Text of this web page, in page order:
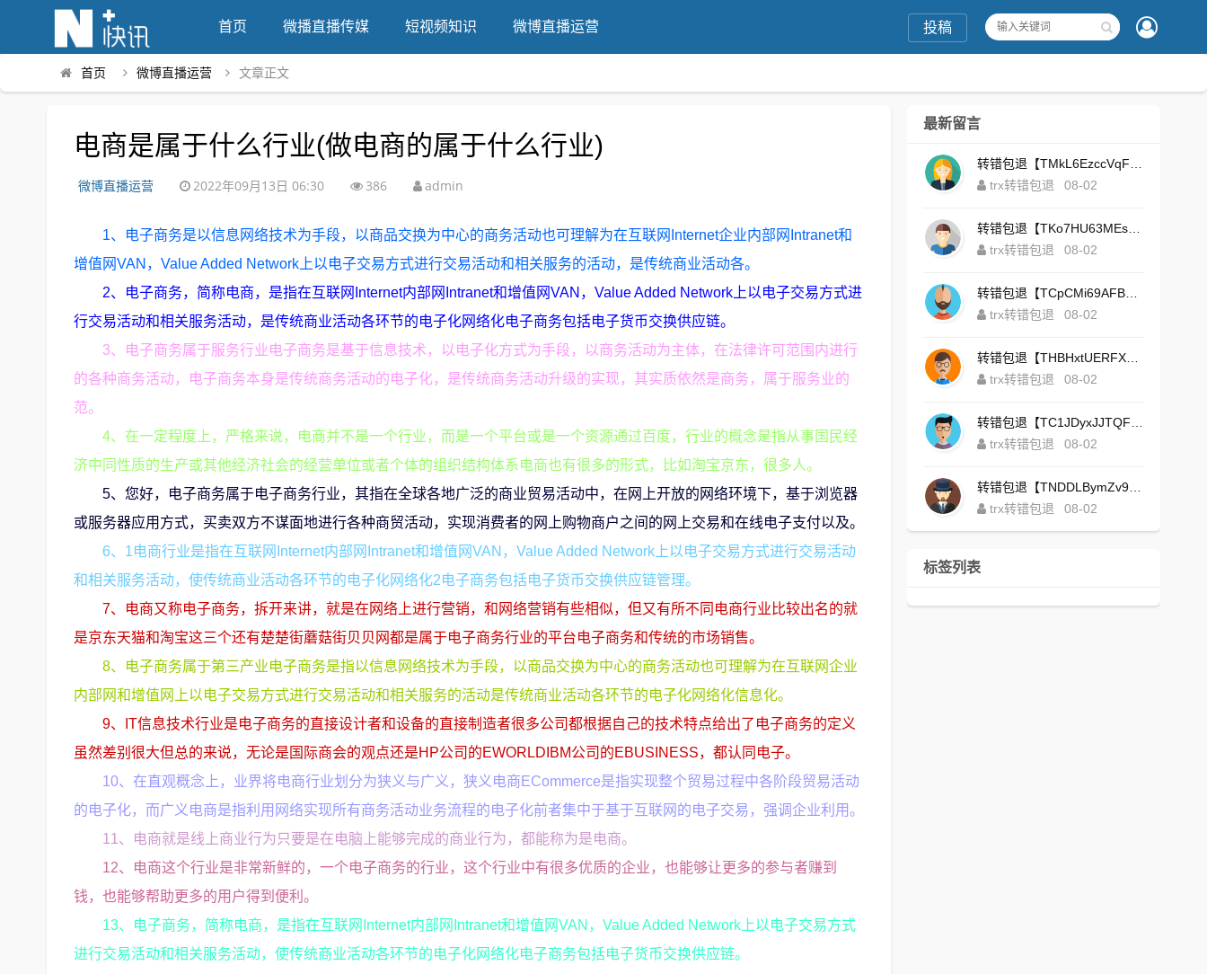
首页 微播直播传媒 短视频知识 微博直播运营 投稿
首页 微博直播运营 文章正文
电商是属于什么行业(做电商的属于什么行业)
微博直播运营 2022年09月13日 06:30 386 admin
1、电子商务是以信息网络技术为手段，以商品交换为中心的商务活动也可理解为在互联网Internet企业内部网Intranet和
增值网VAN，Value Added Network上以电子交易方式进行交易活动和相关服务的活动，是传统商业活动各。
2、电子商务，简称电商，是指在互联网Internet内部网Intranet和增值网VAN，Value Added Network上以电子交易方式进
行交易活动和相关服务活动，是传统商业活动各环节的电子化网络化电子商务包括电子货币交换供应链。
3、电子商务属于服务行业电子商务是基于信息技术，以电子化方式为手段，以商务活动为主体，在法律许可范围内进行
的各种商务活动，电子商务本身是传统商务活动的电子化，是传统商务活动升级的实现，其实质依然是商务，属于服务业的
范。
4、在一定程度上，严格来说，电商并不是一个行业，而是一个平台或是一个资源通过百度，行业的概念是指从事国民经
济中同性质的生产或其他经济社会的经营单位或者个体的组织结构体系电商也有很多的形式，比如淘宝京东，很多人。
5、您好，电子商务属于电子商务行业，其指在全球各地广泛的商业贸易活动中，在网上开放的网络环境下，基于浏览器
或服务器应用方式，买卖双方不谋面地进行各种商贸活动，实现消费者的网上购物商户之间的网上交易和在线电子支付以及。
6、1电商行业是指在互联网Internet内部网Intranet和增值网VAN，Value Added Network上以电子交易方式进行交易活动
和相关服务活动，使传统商业活动各环节的电子化网络化2电子商务包括电子货币交换供应链管理。
7、电商又称电子商务，拆开来讲，就是在网络上进行营销，和网络营销有些相似，但又有所不同电商行业比较出名的就
是京东天猫和淘宝这三个还有楚楚街蘑菇街贝贝网都是属于电子商务行业的平台电子商务和传统的市场销售。
8、电子商务属于第三产业电子商务是指以信息网络技术为手段，以商品交换为中心的商务活动也可理解为在互联网企业
内部网和增值网上以电子交易方式进行交易活动和相关服务的活动是传统商业活动各环节的电子化网络化信息化。
9、IT信息技术行业是电子商务的直接设计者和设备的直接制造者很多公司都根据自己的技术特点给出了电子商务的定义
虽然差别很大但总的来说，无论是国际商会的观点还是HP公司的EWORLDIBM公司的EBUSINESS，都认同电子。
10、在直观概念上，业界将电商行业划分为狭义与广义，狭义电商ECommerce是指实现整个贸易过程中各阶段贸易活动
的电子化，而广义电商是指利用网络实现所有商务活动业务流程的电子化前者集中于基于互联网的电子交易，强调企业利用。
11、电商就是线上商业行为只要是在电脑上能够完成的商业行为，都能称为是电商。
12、电商这个行业是非常新鲜的，一个电子商务的行业，这个行业中有很多优质的企业，也能够让更多的参与者赚到
钱，也能够帮助更多的用户得到便利。
13、电子商务，简称电商，是指在互联网Internet内部网Intranet和增值网VAN，Value Added Network上以电子交易方式
进行交易活动和相关服务活动，使传统商业活动各环节的电子化网络化电子商务包括电子货币交换供应链。
最新留言
trx转错包退
08-02
trx转错包退
08-02
trx转错包退
08-02
trx转错包退
08-02
trx转错包退
08-02
trx转错包退
08-02
标签列表